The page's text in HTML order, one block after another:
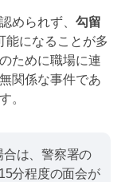
められず、 勾留
能になることが多
ために職場に連
関係な事件であ
。
は、警察署の
分程度の面会が